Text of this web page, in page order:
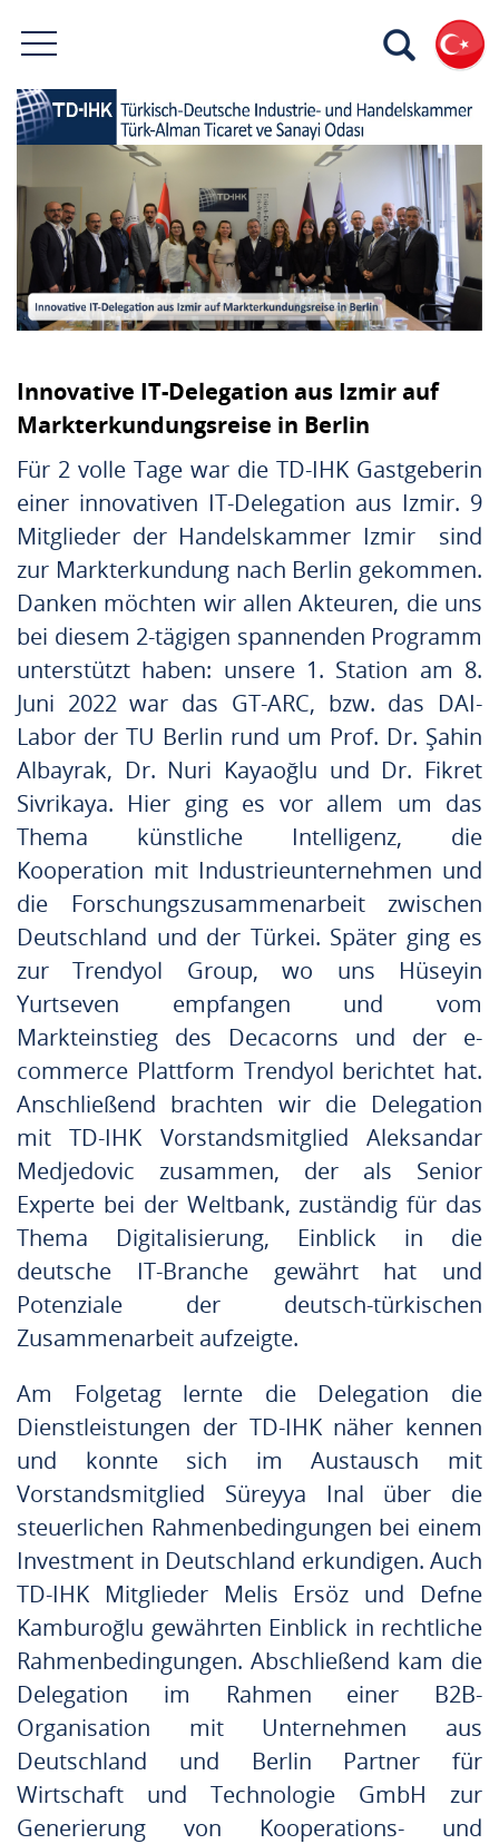
Innovative IT-Delegation aus Izmir auf
Markterkundungsreise in Berlin
Für 2 volle Tage war die TD-IHK Gastgeberin
einer innovativen IT-Delegation aus Izmir. 9
Mitglieder der Handelskammer Izmir sind
zur Markterkundung nach Berlin gekommen.
Danken möchten wir allen Akteuren, die uns
bei diesem 2-tägigen spannenden Programm
unterstützt haben: unsere 1. Station am 8.
Juni 2022 war das GT-ARC, bzw. das DAI-
Labor der TU Berlin rund um Prof. Dr. Şahin
Albayrak, Dr. Nuri Kayaoğlu und Dr. Fikret
Sivrikaya. Hier ging es vor allem um das
Thema künstliche Intelligenz, die
Kooperation mit Industrieunternehmen und
die Forschungszusammenarbeit zwischen
Deutschland und der Türkei. Später ging es
zur Trendyol Group, wo uns Hüseyin
Yurtseven empfangen und vom
Markteinstieg des Decacorns und der e-
commerce Plattform Trendyol berichtet hat.
Anschließend brachten wir die Delegation
mit TD-IHK Vorstandsmitglied Aleksandar
Medjedovic zusammen, der als Senior
Experte bei der Weltbank, zuständig für das
Thema Digitalisierung, Einblick in die
deutsche IT-Branche gewährt hat und
Potenziale der deutsch-türkischen
Zusammenarbeit aufzeigte.
Am Folgetag lernte die Delegation die
Dienstleistungen der TD-IHK näher kennen
und konnte sich im Austausch mit
Vorstandsmitglied Süreyya Inal über die
steuerlichen Rahmenbedingungen bei einem
Investment in Deutschland erkundigen. Auch
TD-IHK Mitglieder Melis Ersöz und Defne
Kamburoğlu gewährten Einblick in rechtliche
Rahmenbedingungen. Abschließend kam die
Delegation im Rahmen einer B2B-
Organisation mit Unternehmen aus
Deutschland und Berlin Partner für
Wirtschaft und Technologie GmbH zur
Generierung von Kooperations- und